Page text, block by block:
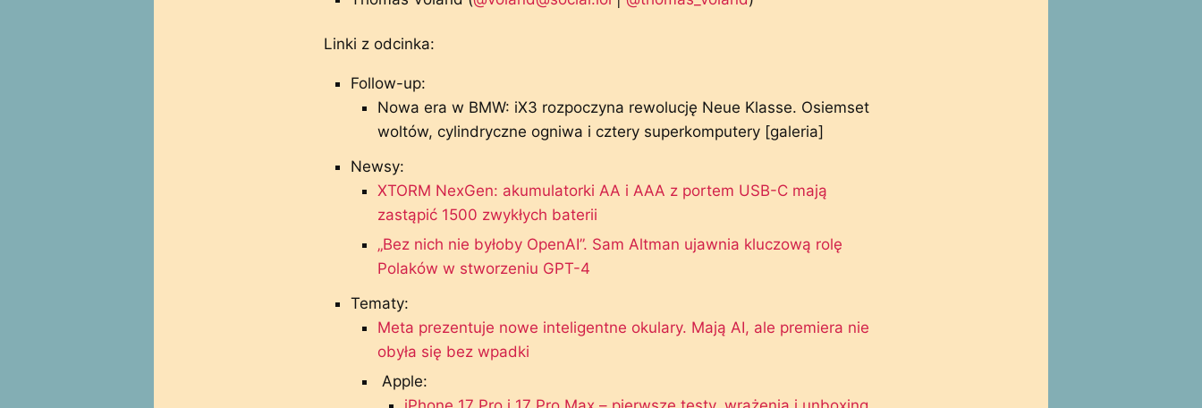
Linki z odcinka:
Follow-up:
Nowa era w BMW: iX3 rozpoczyna rewolucję Neue Klasse. Osiemset
woltów, cylindryczne ogniwa i cztery superkomputery [galeria]
Newsy:
XTORM NexGen: akumulatorki AA i AAA z portem USB-C mają
zastąpić 1500 zwykłych baterii
„Bez nich nie byłoby OpenAI”. Sam Altman ujawnia kluczową rolę
Polaków w stworzeniu GPT-4
Tematy:
Meta prezentuje nowe inteligentne okulary. Mają AI, ale premiera nie
obyła się bez wpadki
Apple: